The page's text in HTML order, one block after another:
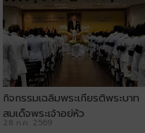
กิจกรรมเฉลิมพระเกียรติพระบาท
สมเด็จพระเจ้าอยู่หัว
28 ก.ค. 2569